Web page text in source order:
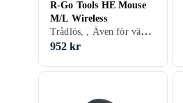
R-Go Tools HE Mouse
M/L Wireless
Trådlös, , Även för vänsterhänta, Ergonomisk design, 5, 3400 dpi
952 kr